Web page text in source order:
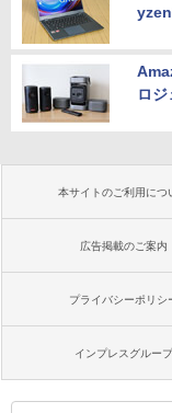
ロ
本サイトのご利用につ
広告掲載のご案内
プライバシーポリシ
インプレスグループ